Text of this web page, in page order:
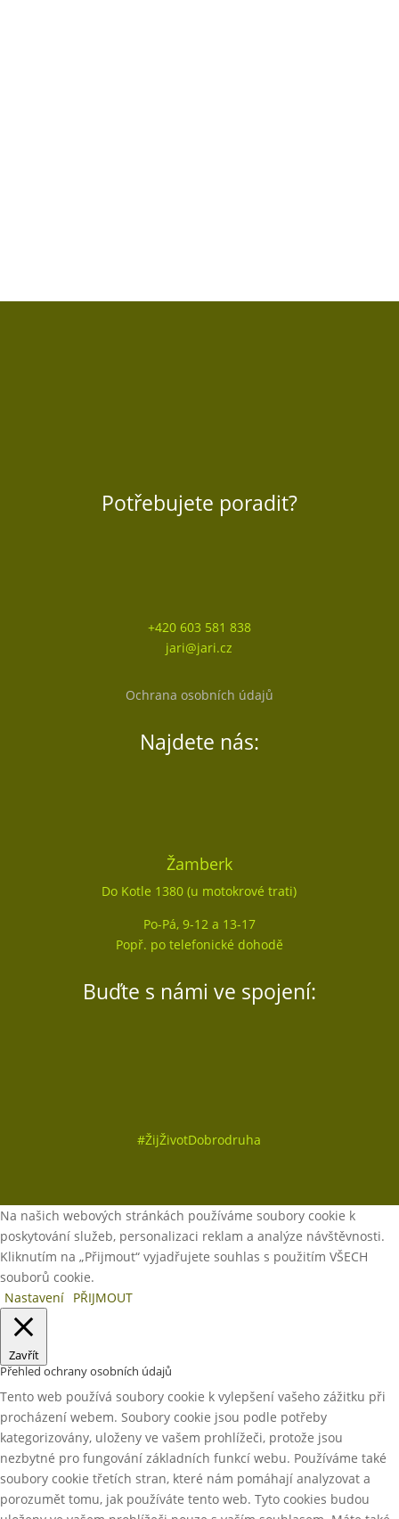
Potřebujete poradit?
+420 603 581 838
jari@jari.cz
Ochrana osobních údajů
Najdete nás:
Žamberk
Do Kotle 1380 (u motokrové trati)
Po-Pá, 9-12 a 13-17
Popř. po telefonické dohodě
Buďte s námi ve spojení:
#ŽijŽivotDobrodruha
Na našich webových stránkách používáme soubory cookie k
poskytování služeb, personalizaci reklam a analýze návštěvnosti.
Kliknutím na „Přijmout“ vyjadřujete souhlas s použitím VŠECH
souborů cookie.
Nastavení PŘIJMOUT
Zavřít
Přehled ochrany osobních údajů
Tento web používá soubory cookie k vylepšení vašeho zážitku při
procházení webem. Soubory cookie jsou podle potřeby
kategorizovány, uloženy ve vašem prohlížeči, protože jsou
nezbytné pro fungování základních funkcí webu. Používáme také
soubory cookie třetích stran, které nám pomáhají analyzovat a
porozumět tomu, jak používáte tento web. Tyto cookies budou